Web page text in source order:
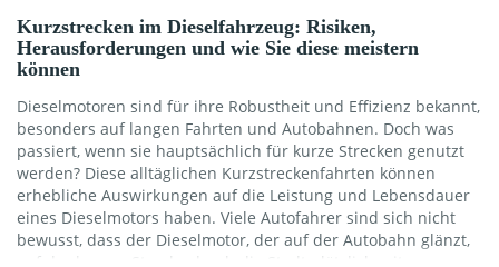
Kurzstrecken im Dieselfahrzeug: Risiken,
Herausforderungen und wie Sie diese meistern
können
Dieselmotoren sind für ihre Robustheit und Effizienz bekannt,
besonders auf langen Fahrten und Autobahnen. Doch was
passiert, wenn sie hauptsächlich für kurze Strecken genutzt
werden? Diese alltäglichen Kurzstreckenfahrten können
erhebliche Auswirkungen auf die Leistung und Lebensdauer
eines Dieselmotors haben. Viele Autofahrer sind sich nicht
bewusst, dass der Dieselmotor, der auf der Autobahn glänzt,
auf der kurzen Strecke durch die Stadt plötzlich mit